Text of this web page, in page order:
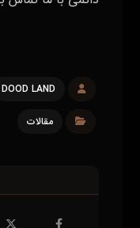
DOOD LAND
مقالات